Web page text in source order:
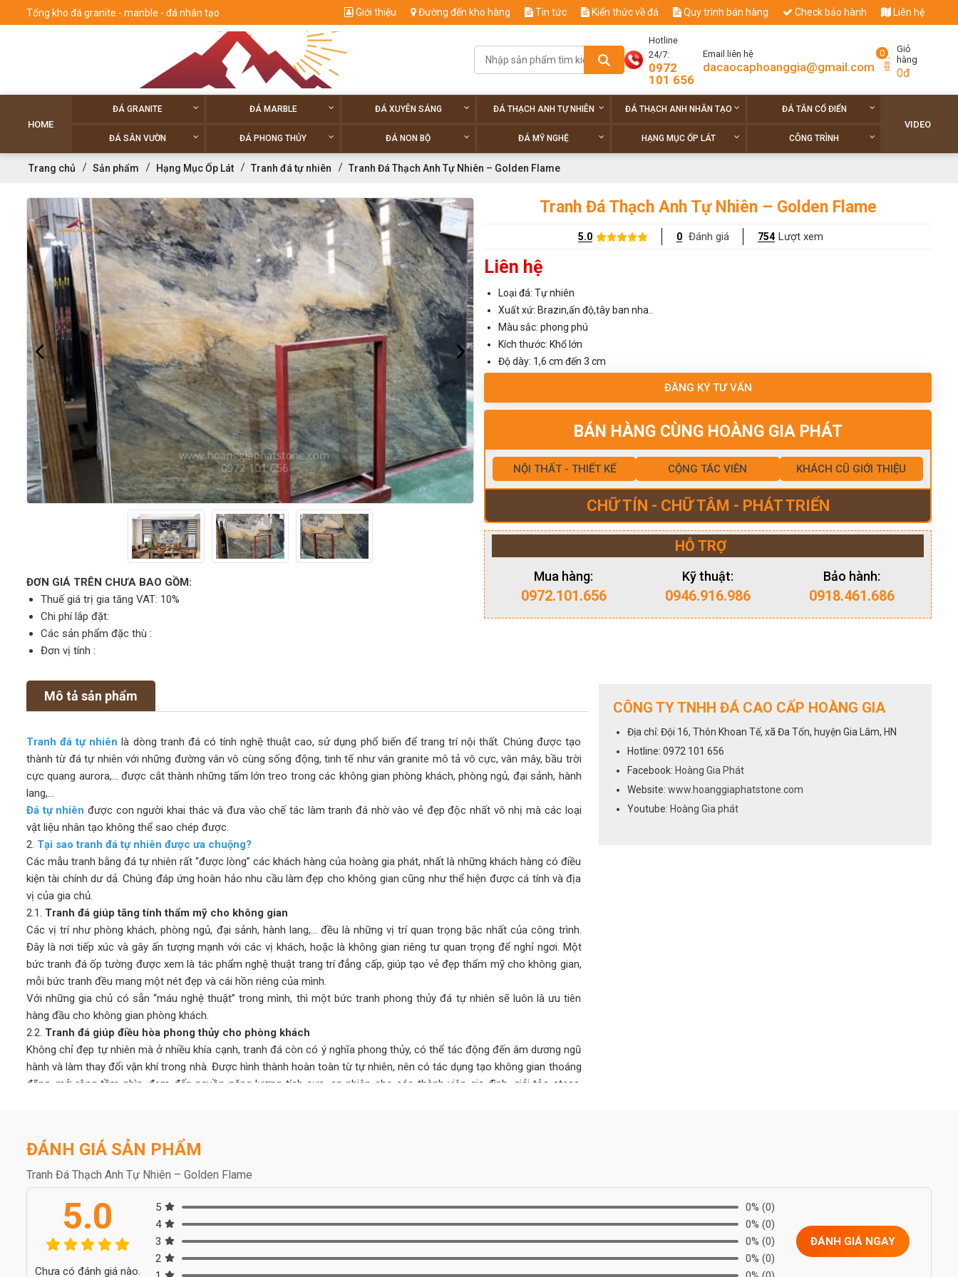
Tổng kho đá granite - manble - đá nhân tạo Giới thiệu Đường đến kho hàng Tin tức Kiến thức về đá Quy trình bán hàng Check bảo hành Liên hệ
Hotline
24/7:
0972
101 656
Email liên hệ
dacaocaphoanggia@gmail.com
0
Giỏ
hàng
0đ
HOME
ĐÁ GRANITE ĐÁ MARBLE ĐÁ XUYÊN SÁNG ĐÁ THẠCH ANH TỰ NHIÊN ĐÁ THẠCH ANH NHÂN TẠO ĐÁ TÂN CỔ ĐIỂN
ĐÁ SÂN VƯỜN ĐÁ PHONG THỦY ĐÁ NON BỘ ĐÁ MỸ NGHỆ HẠNG MỤC ỐP LÁT CÔNG TRÌNH
VIDEO
Trang chủ Sản phẩm Hạng Mục Ốp Lát Tranh đá tự nhiên Tranh Đá Thạch Anh Tự Nhiên – Golden Flame
ĐƠN GIÁ TRÊN CHƯA BAO GỒM:
Thuế giá trị gia tăng VAT: 10%
Chi phí lắp đặt:
Các sản phẩm đặc thù :
Đơn vị tính :
Tranh Đá Thạch Anh Tự Nhiên – Golden Flame
5.0 0 Đánh giá 754 Lượt xem
Liên hệ
Loại đá: Tự nhiên
Xuất xứ: Brazin,ấn độ,tây ban nha..
Màu sắc: phong phú
Kích thước: Khổ lớn
Độ dày: 1,6 cm đến 3 cm
ĐĂNG KÝ TƯ VẤN
BÁN HÀNG CÙNG HOÀNG GIA PHÁT
NỘI THẤT - THIẾT KẾ CỘNG TÁC VIÊN KHÁCH CŨ GIỚI THIỆU
CHỮ TÍN - CHỮ TÂM - PHÁT TRIỂN
HỖ TRỢ
Mua hàng:
0972.101.656
Kỹ thuật:
0946.916.986
Bảo hành:
0918.461.686
Mô tả sản phẩm
Tranh đá tự nhiên là dòng tranh đá có tính nghệ thuật cao, sử dụng phổ biến để trang trí nội thất. Chúng được tạo
thành từ đá tự nhiên với những đường vân vô cùng sống động, tinh tế như vân granite mô tả vô cực, vân mây, bầu trời
cực quang aurora,… được cắt thành những tấm lớn treo trong các không gian phòng khách, phòng ngủ, đại sảnh, hành
lang,…
Đá tự nhiên được con người khai thác và đưa vào chế tác làm tranh đá nhờ vào vẻ đẹp độc nhất vô nhị mà các loại
vật liệu nhân tạo không thể sao chép được.
2. Tại sao tranh đá tự nhiên được ưa chuộng?
Các mẫu tranh bằng đá tự nhiên rất “được lòng” các khách hàng của hoàng gia phát, nhất là những khách hàng có điều
kiện tài chính dư dả. Chúng đáp ứng hoàn hảo nhu cầu làm đẹp cho không gian cũng như thể hiện được cá tính và địa
vị của gia chủ.
2.1. Tranh đá giúp tăng tính thẩm mỹ cho không gian
Các vị trí như phòng khách, phòng ngủ, đại sảnh, hành lang,… đều là những vị trí quan trọng bậc nhất của công trình.
Đây là nơi tiếp xúc và gây ấn tượng mạnh với các vị khách, hoặc là không gian riêng tư quan trọng để nghỉ ngơi. Một
bức tranh đá ốp tường được xem là tác phẩm nghệ thuật trang trí đẳng cấp, giúp tạo vẻ đẹp thẩm mỹ cho không gian,
mỗi bức tranh đều mang một nét đẹp và cái hồn riêng của mình.
Với những gia chủ có sẵn “máu nghệ thuật” trong mình, thì một bức tranh phong thủy đá tự nhiên sẽ luôn là ưu tiên
hàng đầu cho không gian phòng khách.
2.2. Tranh đá giúp điều hòa phong thủy cho phòng khách
Không chỉ đẹp tự nhiên mà ở nhiều khía cạnh, tranh đá còn có ý nghĩa phong thủy, có thể tác động đến âm dương ngũ
hành và làm thay đổi vận khí trong nhà. Được hình thành hoàn toàn từ tự nhiên, nên có tác dụng tạo không gian thoáng
đãng, mở rộng tầm nhìn, đem đến nguồn năng lượng tích cực, an nhiên cho các thành viên gia đình, giải tỏa stess,
những xui xẻo, giúp gia chủ thuận lợi phát triển trong công việc, sự nghiệp.
2.3.Bền bỉ với thời gian, dễ vệ sinh lau chùi
Tranh đá tự nhiên bền bỉ cùng thời gian, cho tuổi thọ cao lên đến 30 năm không hỏng hóc, xuống cấp như các vật liệu
như: gỗ, sơn, nhựa,… thông thường. Chi phí đầu tư ban đầu cho 1 bức tranh đá tự nhiên ốp tường có thể lớn nhưng tính
về lâu dài cũng như ưu điểm mà loại tranh này mang lại thì có hiệu quả kinh tế cao hơn rất nhiều.
Nếu như các chất liệu sơn, gỗ, nhựa,… sau một thời gian sử dụng sẽ bị xuống màu, bong tróc, mối mọt… gây mất thẩm
mỹ, tốn thời gian và tiền bạc để sửa chữa thì tranh đá tự nhiên có thể khắc phục hoàn toàn được những nhược điểm
Ngoài ra, tranh đá tự nhiên dễ dàng vệ sinh, lau chùi, không tốn quá nhiều công sức, bảo trì bảo dưỡng mà vẫn luôn
CÔNG TY TNHH ĐÁ CAO CẤP HOÀNG GIA
Địa chỉ: Đội 16, Thôn Khoan Tế, xã Đa Tốn, huyện Gia Lâm, HN
Hotline: 0972 101 656
Facebook: Hoàng Gia Phát
Website: www.hoanggiaphatstone.com
Youtube: Hoàng Gia phát
ĐÁNH GIÁ SẢN PHẨM
Tranh Đá Thạch Anh Tự Nhiên – Golden Flame
5.0
Chưa có đánh giá nào.
5 0% (0)
4
0% (0)
3
0% (0)
2
0% (0)
ĐÁNH GIÁ NGAY